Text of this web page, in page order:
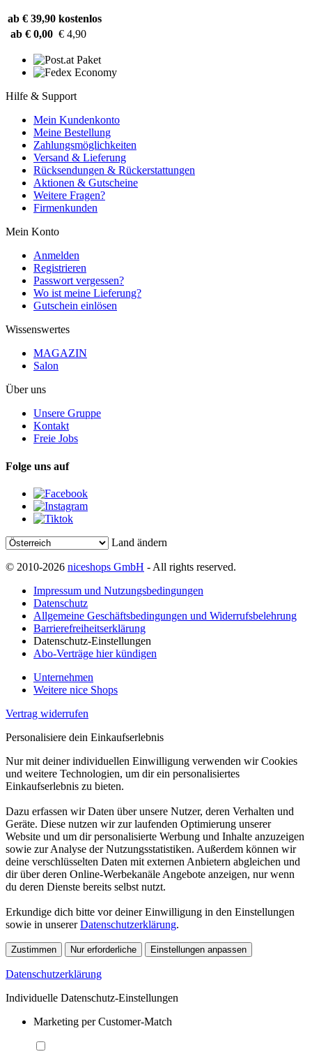
ab € 39,90 kostenlos
ab € 0,00 € 4,90
Hilfe & Support
Mein Kundenkonto
Meine Bestellung
Zahlungsmöglichkeiten
Versand & Lieferung
Rücksendungen & Rückerstattungen
Aktionen & Gutscheine
Weitere Fragen?
Firmenkunden
Mein Konto
Anmelden
Registrieren
Passwort vergessen?
Wo ist meine Lieferung?
Gutschein einlösen
Wissenswertes
MAGAZIN
Salon
Über uns
Unsere Gruppe
Kontakt
Freie Jobs
Folge uns auf
Land ändern
© 2010-2026 niceshops GmbH - All rights reserved.
Impressum und Nutzungsbedingungen
Datenschutz
Allgemeine Geschäftsbedingungen und Widerrufsbelehrung
Barrierefreiheitserklärung
Datenschutz-Einstellungen
Abo-Verträge hier kündigen
Unternehmen
Weitere nice Shops
Vertrag widerrufen
Personalisiere dein Einkaufserlebnis
Nur mit deiner individuellen Einwilligung verwenden wir Cookies
und weitere Technologien, um dir ein personalisiertes
Einkaufserlebnis zu bieten.
Dazu erfassen wir Daten über unsere Nutzer, deren Verhalten und
Geräte. Diese nutzen wir zur laufenden Optimierung unserer
Website und um dir personalisierte Werbung und Inhalte anzuzeigen
sowie zur Analyse der Nutzungsstatistiken. Außerdem können wir
deine verschlüsselten Daten mit externen Anbietern abgleichen und
dir über deren Online-Werbekanäle Angebote anzeigen, nur wenn
du deren Dienste bereits selbst nutzt.
Erkundige dich bitte vor deiner Einwilligung in den Einstellungen
sowie in unsererDatenschutzerklärung.
Zustimmen Nur erforderliche Einstellungen anpassen
Datenschutzerklärung
Individuelle Datenschutz-Einstellungen
Marketing per Customer-Match